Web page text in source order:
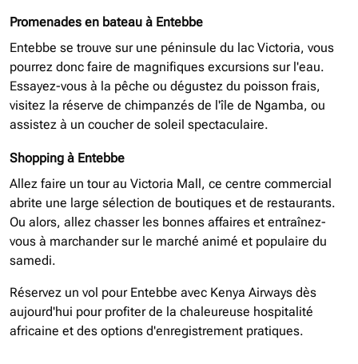
Promenades en bateau à Entebbe
Entebbe se trouve sur une péninsule du lac Victoria, vous
pourrez donc faire de magnifiques excursions sur l'eau.
Essayez-vous à la pêche ou dégustez du poisson frais,
visitez la réserve de chimpanzés de l'île de Ngamba, ou
assistez à un coucher de soleil spectaculaire.
Shopping à Entebbe
Allez faire un tour au Victoria Mall, ce centre commercial
abrite une large sélection de boutiques et de restaurants.
Ou alors, allez chasser les bonnes affaires et entraînez-
vous à marchander sur le marché animé et populaire du
samedi.
Réservez un vol pour Entebbe avec Kenya Airways dès
aujourd'hui pour profiter de la chaleureuse hospitalité
africaine et des options d'enregistrement pratiques.